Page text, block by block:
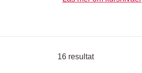
16 resultat